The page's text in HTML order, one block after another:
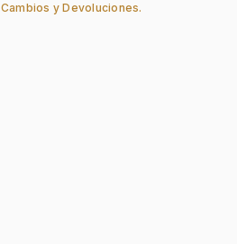
Cambios y Devoluciones.